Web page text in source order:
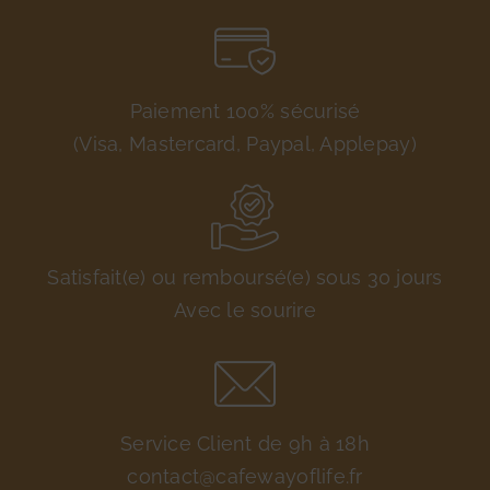
Paiement 100% sécurisé
(Visa, Mastercard, Paypal, Applepay)
Satisfait(e) ou remboursé(e) sous 30 jours
Avec le sourire
Service Client de 9h à 18h
contact@cafewayoflife.fr